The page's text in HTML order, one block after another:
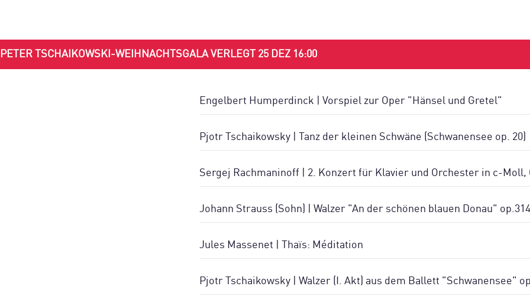
PETER TSCHAIKOWSKI-WEIHNACHTSGALA VERLEGT 25 DEZ 16:00
Engelbert Humperdinck | Vorspiel zur Oper "Hänsel und Gretel"
Pjotr Tschaikowsky | Tanz der kleinen Schwäne (Schwanensee op. 20)
Sergej Rachmaninoff | 2. Konzert für Klavier und Orchester in c-Moll,
Johann Strauss (Sohn) | Walzer "An der schönen blauen Donau" op.314
Jules Massenet | Thaïs: Méditation
Pjotr Tschaikowsky | Walzer (I. Akt) aus dem Ballett "Schwanensee"